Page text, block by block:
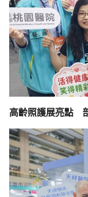
高齡照護展亮點